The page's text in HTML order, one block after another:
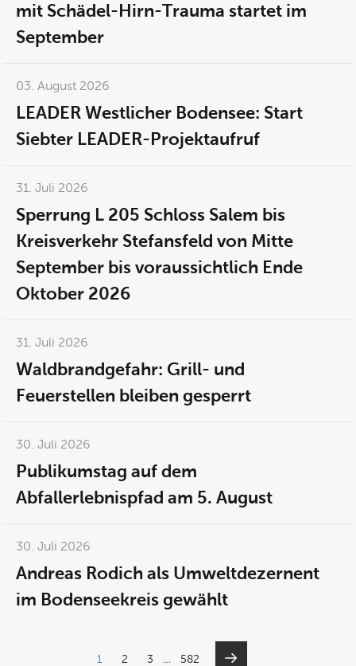
mit Schädel-Hirn-Trauma startet im
September
03. August 2026
LEADER Westlicher Bodensee: Start
Siebter LEADER-Projektaufruf
31. Juli 2026
Sperrung L 205 Schloss Salem bis
Kreisverkehr Stefansfeld von Mitte
September bis voraussichtlich Ende
Oktober 2026
31. Juli 2026
Waldbrandgefahr: Grill- und
Feuerstellen bleiben gesperrt
30. Juli 2026
Publikumstag auf dem
Abfallerlebnispfad am 5. August
30. Juli 2026
Andreas Rodich als Umweltdezernent
im Bodenseekreis gewählt
1 2 3 … 582